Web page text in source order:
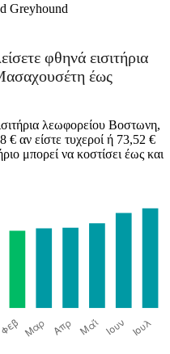
Greyhound
Boston, MA
CARTO, ©OpenStreetMap
φθηνά εισιτήρια
έως
λεωφορείου Βοστωνη,
αν είστε τυχεροί ή 73,52 €
μπορεί να κοστίσει έως και